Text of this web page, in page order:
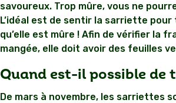
savoureux. Trop mûre, vous ne
L’idéal est de sentir la sarriette
qu’elle est mûre ! Afin de vérifier la
mangée, elle doit avoir des feuilles
Quand est-il possible de
De mars à novembre, les sarriettes